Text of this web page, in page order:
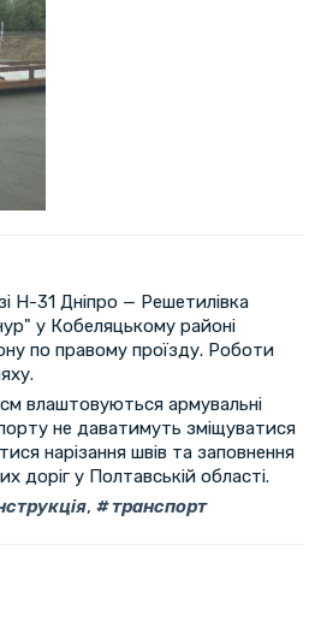
Н-31 Дніпро — Решетилівка
у Кобеляцькому районі
по правому проїзду. Роботи
влаштовуються армувальні
не даватимуть зміщуватися
нарізання швів та заповнення
доріг у Полтавській області.
, транспорт